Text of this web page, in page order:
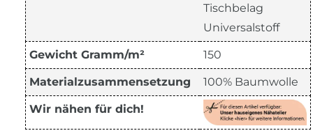
Tischbelag
Universalstoff
Gewicht Gramm/m² 150
Materialzusammensetzung 100% Baumwolle
Wir nähen für dich!